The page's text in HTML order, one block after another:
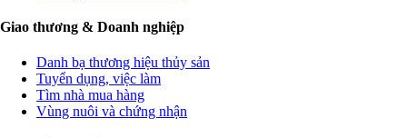
Giao thương & Doanh nghiệp
Danh bạ thương hiệu thủy sản
Tuyển dụng, việc làm
Tìm nhà mua hàng
Vùng nuôi và chứng nhận